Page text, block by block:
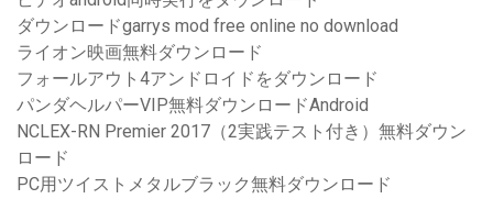
ダウンロードgarrys mod free online no download
ライオン映画無料ダウンロード
フォールアウト4アンドロイドをダウンロード
パンダヘルパーVIP無料ダウンロードAndroid
NCLEX-RN Premier 2017（2実践テスト付き）無料ダウン
ロード
PC用ツイストメタルブラック無料ダウンロード